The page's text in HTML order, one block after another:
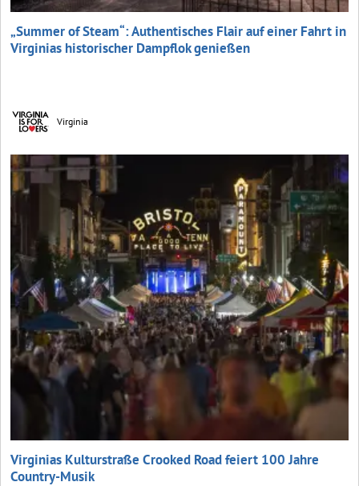
„Summer of Steam“: Authentisches Flair auf einer Fahrt in
Virginias historischer Dampflok genießen
Virginia
Virginias Kulturstraße Crooked Road feiert 100 Jahre
Country-Musik